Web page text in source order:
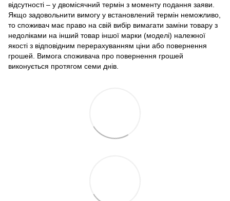
відсутності – у двомісячний термін з моменту подання заяви.
Якщо задовольнити вимогу у встановлений термін неможливо,
то споживач має право на свій вибір вимагати заміни товару з
недоліками на інший товар іншої марки (моделі) належної
якості з відповідним перерахуванням ціни або повернення
грошей. Вимога споживача про повернення грошей
виконується протягом семи днів.